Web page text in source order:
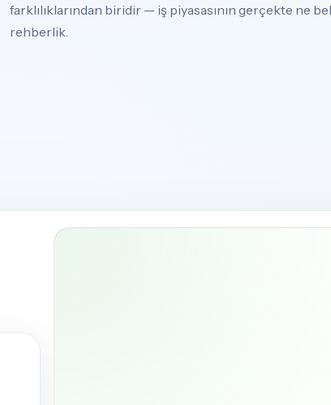
farklılıklarından biridir — iş piyasasının gerçekte ne
rehberlik.